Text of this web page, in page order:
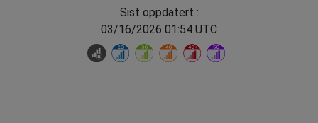
Sist oppdatert :
03/16/2026 01:54 UTC